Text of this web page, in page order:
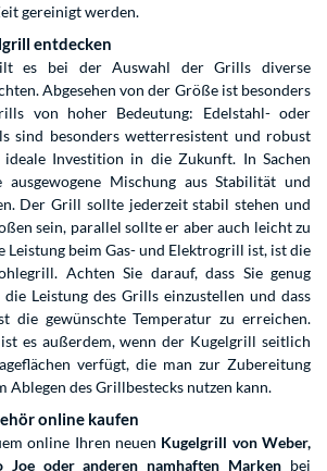
gereinigt werden.
entdecken
es bei der Auswahl der Grills diverse
Abgesehen von der Größe ist besonders
von hoher Bedeutung: Edelstahl- oder
sind besonders wetterresistent und robust
Investition in die Zukunft. In Sachen
Mischung aus Stabilität und
Der Grill sollte jederzeit stabil stehen und
sein, parallel sollte er aber auch leicht zu
Leistung beim Gas- und Elektrogrill ist, ist die
Achten Sie darauf, dass Sie genug
Leistung des Grills einzustellen und dass
die gewünschte Temperatur zu erreichen.
es außerdem, wenn der Kugelgrill seitlich
verfügt, die man zur Zubereitung
Ablegen des Grillbestecks nutzen kann.
online kaufen
online Ihren neuen Kugelgrill von Weber,
Joe oder anderen namhaften Marken bei